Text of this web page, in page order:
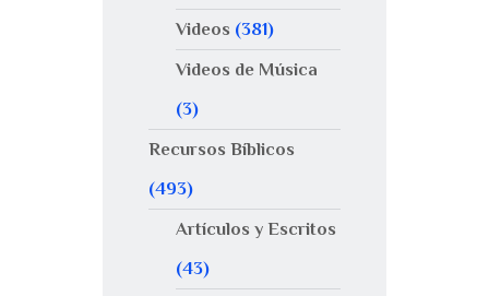
Videos (381)
Videos de Música
(3)
Recursos Bíblicos
(493)
Artículos y Escritos
(43)